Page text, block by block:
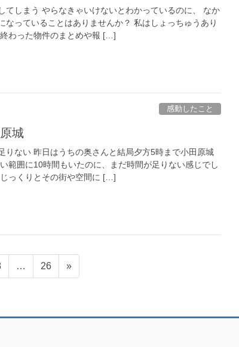
てしまう やらなきゃいけないとわかっているのに、 なか
なっていることはありませんか？ 私はしょっちゅうあり
わった物件のまとめや報 […]
感動したこと
城
りない 昨日はうちの奥さんと結局夕方5時まで小田原城
範囲に10時間もいたのに、まだ時間が足りない感じでし
っくりとその街や空間に […]
…
ペ
ー
26 »